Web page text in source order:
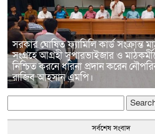
সরকার ঘোষিত ফ্যামিলি কার্ড সংক্রান্ত
সংগ্রহে আগ্রহী সুপারভাইজার ও
নিশ্চিত করনে ধারনা প্রদান করেন
রাজিব আহসান এমপি।
for:
সর্বশেষ সংবাদ